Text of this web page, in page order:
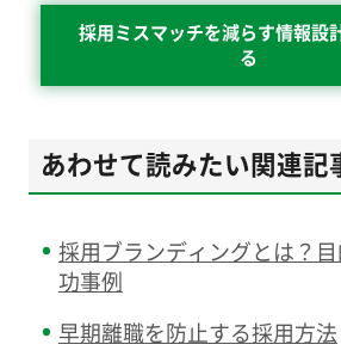
採用ミスマッチを減らす情報設
る
あわせて読みたい関連記
採用ブランディングとは？
功事例
早期離職を防止する採用方法